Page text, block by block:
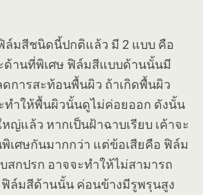
ล์มสีชนิดนี้ปกติแล้ว มี 2 แบบ คือ
ด้านที่พิเศษ ฟิล์มสีแบบด้านนั้นมี
การสะท้อนพื้นผิว ถ้าเกิดพื้นผิว
ทำให้พื้นผิวนั้นดูไม่ค่อยออก ดังนั้น
ญ่แล้ว หากเป็นฝ้าฉาบเรียบ เค้าจะ
เศษกันมากกว่า แต่ข้อเสียคือ ฟิล์ม
สกปรก อาจจะทำให้ไม่สามารถ
ฟิล์มสีด้านนั้น ค่อนข้างมีรูพรุนสูง